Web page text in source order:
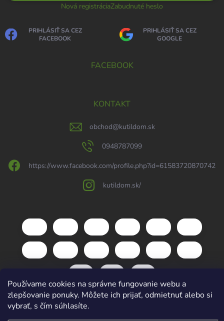
Používame cookies na správne fungovanie webu a
zlepšovanie ponuky. Môžete ich prijať, odmietnuť alebo si
vybrať, s čím súhlasíte.
Nová registráciaZabudnuté heslo
PRIHLÁSIŤ SA CEZ
FACEBOOK
PRIHLÁSIŤ SA CEZ
GOOGLE
FACEBOOK
KONTAKT
obchod@kutildom.sk
0948787099
https://www.facebook.com/profile.php?id=61583720870742
kutildom.sk/
Copyright 2026kutildom.sk